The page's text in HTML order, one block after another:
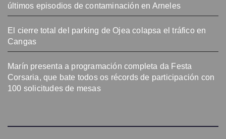
últimos episodios de contaminación en Arneles
El cierre total del parking de Ojea colapsa el tráfico en
Cangas
Marín presenta a programación completa da Festa
Corsaria, que bate todos os récords de participación con
100 solicitudes de mesas